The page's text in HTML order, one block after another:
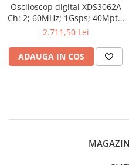
Osciloscop digital XDS3062A
Ch: 2; 60MHz; 1Gsps; 40Mpts;
LCD TFT 8"; XDS care ofera
2.711,50 Lei
ADAUGA IN COS